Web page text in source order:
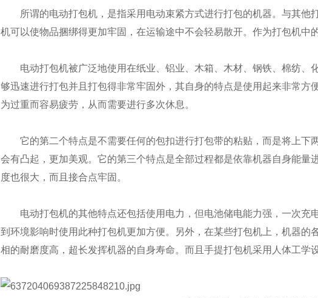
所谓的电动打包机，是指采用电动束紧方式进行打包的机器。与其他
机可以使物品捆绑得更加牢固，在运输途中不会轻易散开。作为打包机中
电动打包机被广泛地使用在纸业、铝业、木箱、木材、钢铁、棉纺、
够迅速进行打包并且打包得非常牢固外，其自身的特点是使用起来非常方
为过重而容易疲劳，从而需要进行多次休息。
它的第二个特点是不需要任何的包扣进行打包带的粘贴，而是将上下
会有凸起，更加美观。它的第三个特点是全部过程都是依靠机器自身能量
度也很大，而且接合点牢固。
电动打包机的其他特点还包括使用电力，但电池储电能力强，一次充
到环境影响时使用此种打包机更加方便。另外，在某些打包机上，机器
相的耐磨度高，超长发挥机器的自身寿命。而且手提打包机采用人体工学